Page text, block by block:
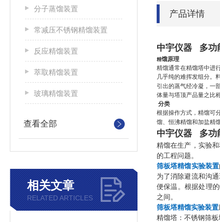
分子蒸馏装置
常减压不锈钢精馏装置
反应精馏装置
萃取精馏装置
玻璃精馏装置
查看全部
相关文章
RELATED ARTICLES
产品详情
中宇仪器 多功
精馏原理
精馏通常在精馏塔中进
几乎纯的难挥发组分。
引出的蒸气经冷凝，一
体量与塔顶产品量之比
分类
根据操作方式，精馏可
馏、恒沸精馏和加盐精
中宇仪器 多功
精馏在生产，实验
的工程问题。
筛板塔精馏实验装置
为了消除避流和沟
便保温。根据处理
之间。
筛板塔精馏实验装置
精馏塔：不锈钢筛板